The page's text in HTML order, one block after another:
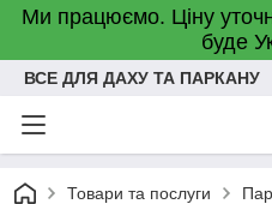
Ми працюємо. Ціну
буде
ВСЕ ДЛЯ ДАХУ ТА ПАРКАНУ
Товари та послуги